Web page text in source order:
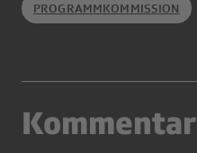
PROGRAMMKOMMISSION
Kommentar